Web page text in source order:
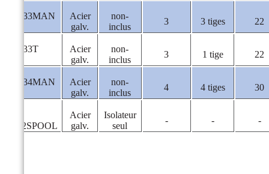
P-233MAN
Acier
galv.
non-
inclus
3 3 tiges 22
P-233T
Acier
galv.
non-
inclus
3 1 tige 22
P-234MAN
Acier
galv.
non-
inclus
4 4 tiges 30
53.2SPOOL
Acier
galv.
Isolateur
seul
- - -